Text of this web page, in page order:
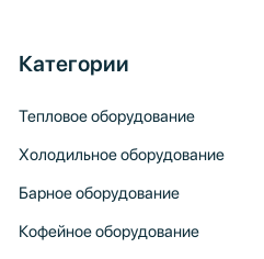
Категории
Тепловое оборудование
Холодильное оборудование
Барное оборудование
Кофейное оборудование